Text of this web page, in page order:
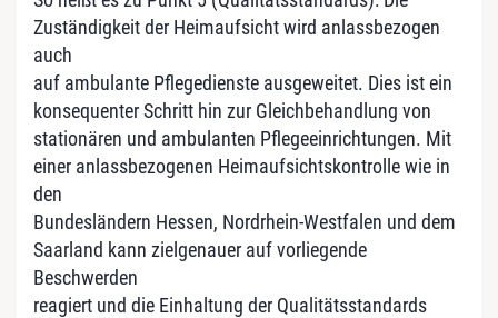
Zuständigkeit der Heimaufsicht wird anlassbezogen
auch
auf ambulante Pflegedienste ausgeweitet. Dies ist ein
konsequenter Schritt hin zur Gleichbehandlung von
stationären und ambulanten Pflegeeinrichtungen. Mit
einer anlassbezogenen Heimaufsichtskontrolle wie in
den
Bundesländern Hessen, Nordrhein-Westfalen und dem
Saarland kann zielgenauer auf vorliegende
Beschwerden
reagiert und die Einhaltung der Qualitätsstandards